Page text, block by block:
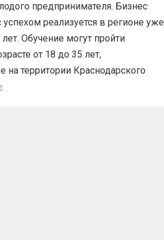
предпринимателя. Бизнес
реализуется в регионе уже
Обучение могут пройти
от 18 до 35 лет,
на территории Краснодарского